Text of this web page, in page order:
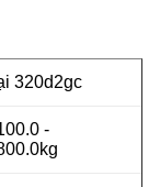
320d2gc
-